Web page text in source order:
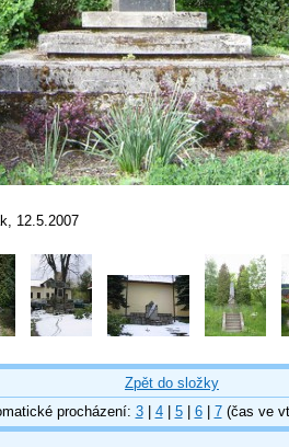
12.5.2007
Zpět do složky
procházení: 3| 4| 5| 6| 7(čas ve